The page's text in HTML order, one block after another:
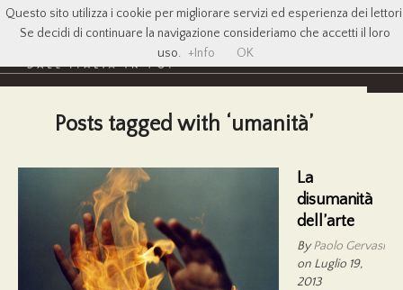
Posts tagged with ‘umanità’
La
disumanità
dell’arte
ByPaolo Gervasi
on Luglio 19,
2013
Questo sito utilizza i cookie per migliorare servizi ed esperienza dei
Se decidi di continuare la navigazione consideriamo che accetti il loro
uso. +Info OK